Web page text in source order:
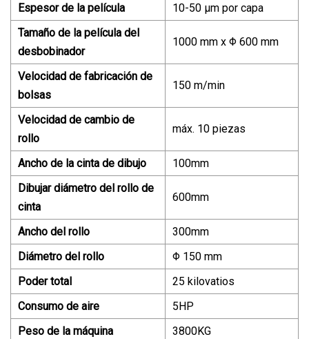
Espesor de la película
10-50 µm por capa
Tamaño de la película del
desbobinador
1000 mm x Φ 600 mm
Velocidad de fabricación de
bolsas
150 m/min
Velocidad de cambio de
rollo
máx. 10 piezas
Ancho de la cinta de dibujo
100mm
Dibujar diámetro del rollo de
cinta
600mm
Ancho del rollo
300mm
Diámetro del rollo
Φ 150 mm
Poder total
25 kilovatios
Consumo de aire
5HP
Peso de la máquina
3800KG